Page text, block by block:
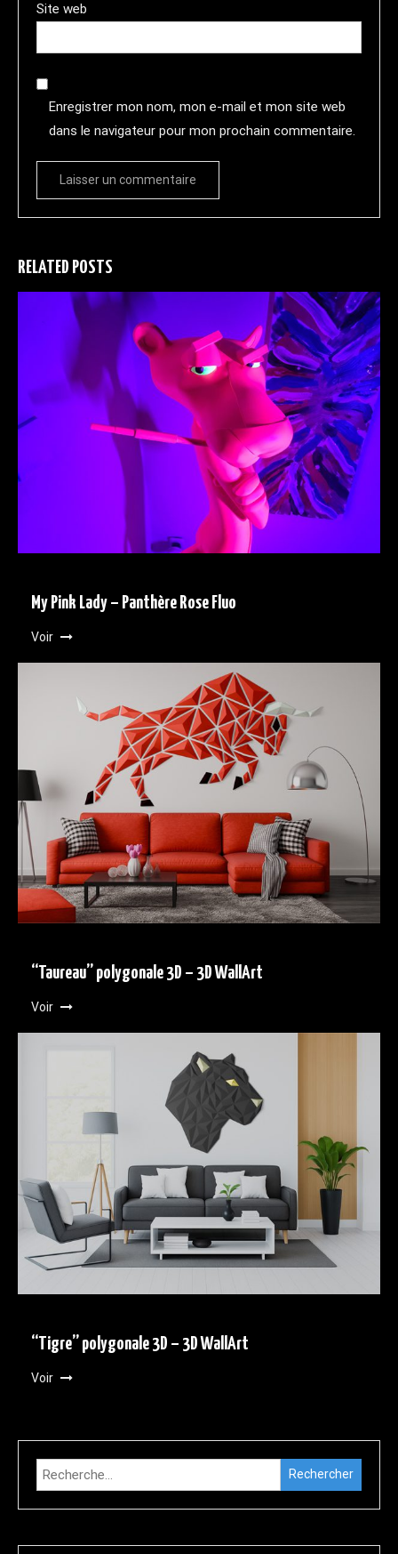
Site web
Enregistrer mon nom, mon e-mail et mon site web
dans le navigateur pour mon prochain commentaire.
RELATED POSTS
My Pink Lady – Panthère Rose Fluo
Voir
“Taureau” polygonale 3D – 3D WallArt
Voir
“Tigre” polygonale 3D – 3D WallArt
Voir
Rechercher :